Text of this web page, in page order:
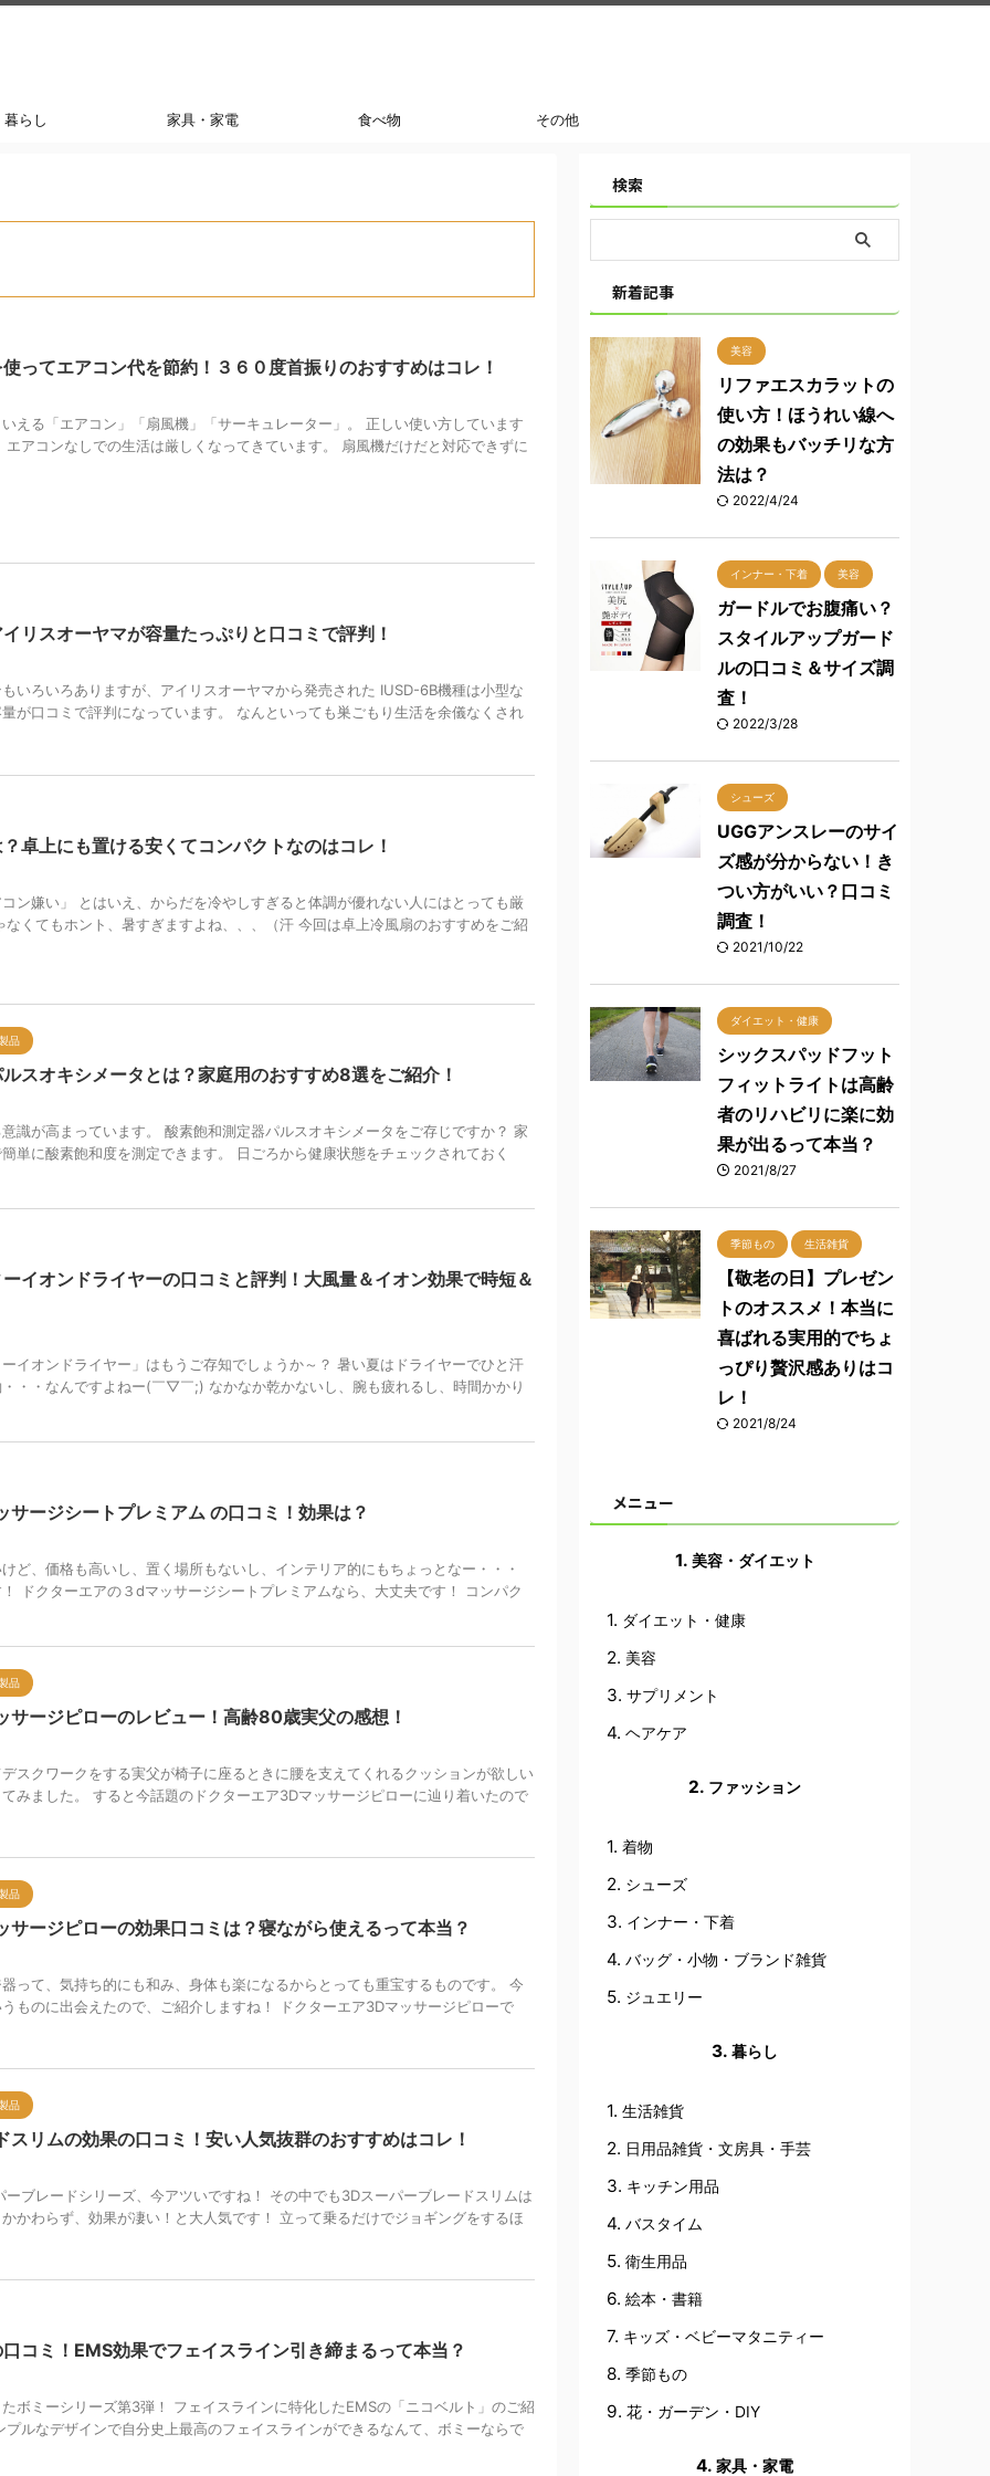
暮らし 家具・家電 食べ物 その他
ってエアコン代を節約！３６０度首振りのおすすめはコレ！
える「エアコン」「扇風機」「サーキュレーター」。 正しい使い方しています
アコンなしでの生活は厳しくなってきています。 扇風機だけだと対応できずに
リスオーヤマが容量たっぷりと口コミで評判！
いろいろありますが、アイリスオーヤマから発売された IUSD-6B機種は小型な
が口コミで評判になっています。 なんといっても巣ごもり生活を余儀なくされ
卓上にも置ける安くてコンパクトなのはコレ！
ン嫌い」 とはいえ、からだを冷やしすぎると体調が優れない人にはとっても厳
くてもホント、暑すぎますよね、、、（汗 今回は卓上冷風扇のおすすめをご紹
品
スオキシメータとは？家庭用のおすすめ8選をご紹介！
識が高まっています。 酸素飽和測定器パルスオキシメータをご存じですか？ 家
単に酸素飽和度を測定できます。 日ごろから健康状態をチェックされておく
イオンドライヤーの口コミと評判！大風量＆イオン効果で時短＆
イオンドライヤー」はもうご存知でしょうか～？ 暑い夏はドライヤーでひと汗
・・なんですよねー(￣▽￣;) なかなか乾かないし、腕も疲れるし、時間かかり
サージシートプレミアム の口コミ！効果は？
ど、価格も高いし、置く場所もないし、インテリア的にもちょっとなー・・・
ドクターエアの３dマッサージシートプレミアムなら、大丈夫です！ コンパク
品
サージピローのレビュー！高齢80歳実父の感想！
スクワークをする実父が椅子に座るときに腰を支えてくれるクッションが欲しい
みました。 すると今話題のドクターエア3Dマッサージピローに辿り着いたので
品
サージピローの効果口コミは？寝ながら使えるって本当？
って、気持ち的にも和み、身体も楽になるからとっても重宝するものです。 今
ものに出会えたので、ご紹介しますね！ ドクターエア3Dマッサージピローで
品
リムの効果の口コミ！安い人気抜群のおすすめはコレ！
ブレードシリーズ、今アツいですね！ その中でも3Dスーパーブレードスリムは
かわらず、効果が凄い！と大人気です！ 立って乗るだけでジョギングをするほ
コミ！EMS効果でフェイスライン引き締まるって本当？
ボミーシリーズ第3弾！ フェイスラインに特化したEMSの「ニコベルト」のご紹
ルなデザインで自分史上最高のフェイスラインができるなんて、ボミーならで
検索
新着記事
美容
リファエスカラットの
使い方！ほうれい線へ
の効果もバッチリな方
法は？
2022/4/24
インナー・下着 美容
ガードルでお腹痛い？
スタイルアップガード
ルの口コミ＆サイズ調
査！
2022/3/28
シューズ
UGGアンスレーのサイ
ズ感が分からない！き
つい方がいい？口コミ
調査！
2021/10/22
ダイエット・健康
シックスパッドフット
フィットライトは高齢
者のリハビリに楽に効
果が出るって本当？
2021/8/27
季節もの 生活雑貨
【敬老の日】プレゼン
トのオススメ！本当に
喜ばれる実用的でちょ
っぴり贅沢感ありはコ
レ！
2021/8/24
メニュー
美容・ダイエット
ダイエット・健康
美容
サプリメント
ヘアケア
ファッション
着物
シューズ
インナー・下着
バッグ・小物・ブランド雑貨
ジュエリー
暮らし
生活雑貨
日用品雑貨・文房具・手芸
キッチン用品
バスタイム
衛生用品
絵本・書籍
キッズ・ベビーマタニティー
季節もの
花・ガーデン・DIY
家具・家電